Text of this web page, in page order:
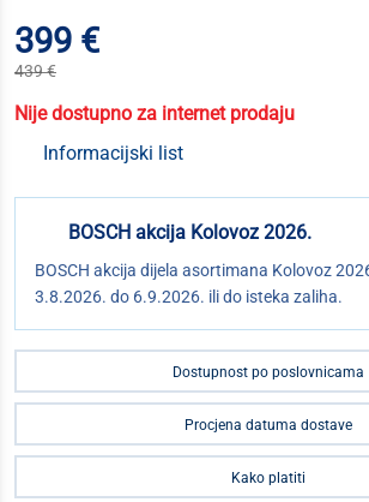
399 €
439 €
Nije dostupno za internet prodaju
Informacijski list
BOSCH akcija Kolovoz 2026.
BOSCH akcija dijela asortimana Kolovoz
3.8.2026. do 6.9.2026. ili do isteka zaliha.
Dostupnost po poslovnicama
Procjena datuma dostave
Kako platiti